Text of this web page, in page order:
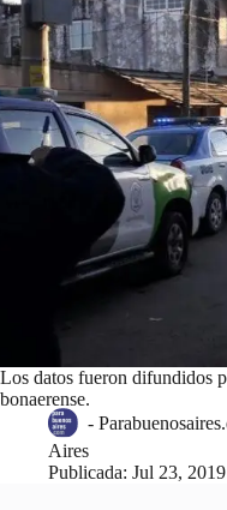
Los datos fueron difundidos
bonaerense.
-
Aires
Publicada: Jul 23, 2019